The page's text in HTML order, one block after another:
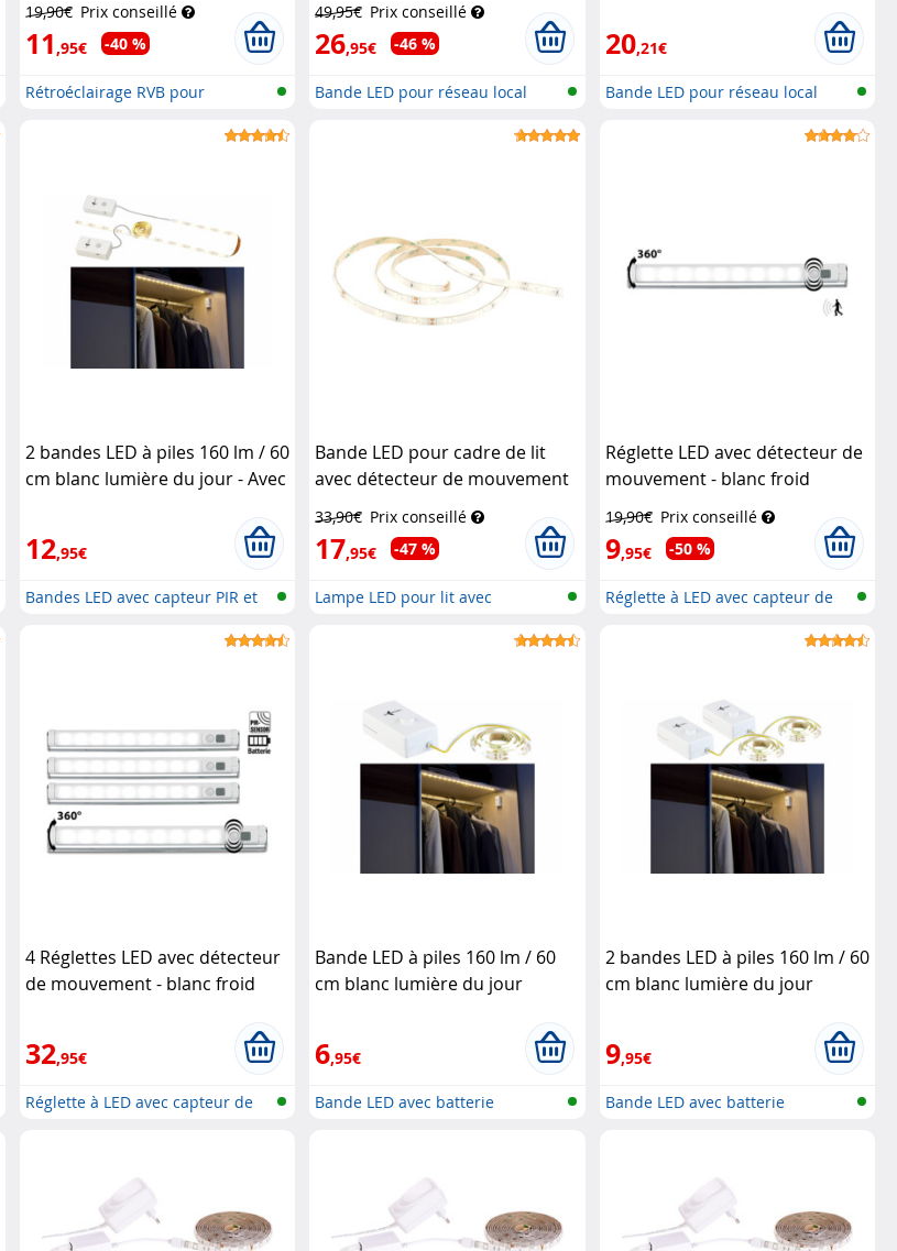
19,90€ Prix conseillé
11,95€ -40 %
Rétroéclairage RVB pour
49,95€ Prix conseillé
26,95€ -46 %
Bande LED pour réseau local
20,21€
Bande LED pour réseau local
2 bandes LED à piles 160 lm / 60
cm blanc lumière du jour - Avec
12,95€
Bandes LED avec capteur PIR et
Bande LED pour cadre de lit
avec détecteur de mouvement
33,90€ Prix conseillé
17,95€ -47 %
Lampe LED pour lit avec
Réglette LED avec détecteur de
mouvement - blanc froid
19,90€ Prix conseillé
9,95€ -50 %
Réglette à LED avec capteur de
4 Réglettes LED avec détecteur
de mouvement - blanc froid
32,95€
Réglette à LED avec capteur de
Bande LED à piles 160 lm / 60
cm blanc lumière du jour
6,95€
Bande LED avec batterie
2 bandes LED à piles 160 lm / 60
cm blanc lumière du jour
9,95€
Bande LED avec batterie